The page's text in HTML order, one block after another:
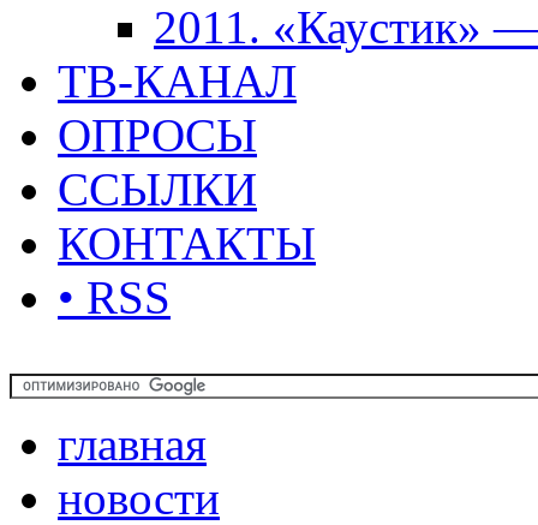
2011.
ТВ-КАНАЛ
ОПРОСЫ
ССЫЛКИ
КОНТАКТЫ
• RSS
главная
новости